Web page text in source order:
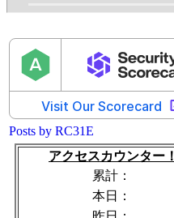
Posts by RC31E
アクセスカウンター！
累計：
本日：